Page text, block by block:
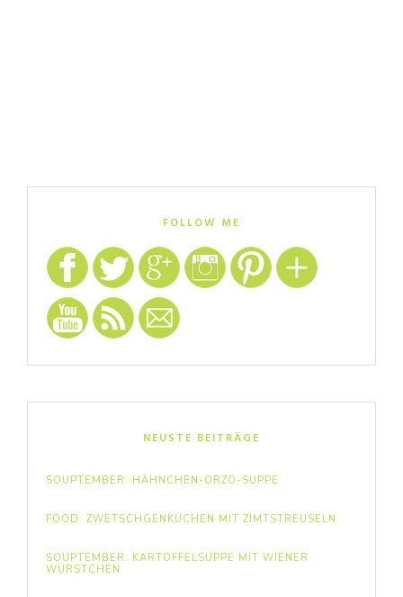
FOLLOW ME
NEUSTE BEITRÄGE
SOUPTEMBER: HÄHNCHEN-ORZO-SUPPE
FOOD: ZWETSCHGENKUCHEN MIT ZIMTSTREUSELN
SOUPTEMBER: KARTOFFELSUPPE MIT WIENER
WÜRSTCHEN